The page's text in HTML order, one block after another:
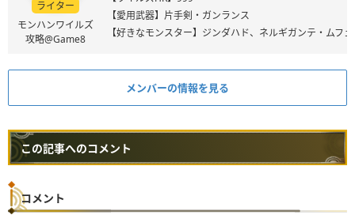
ライター
モンハンワイルズ
攻略@Game8
【愛用武器】片手剣・ガンランス
【好きなモンスター】ジンダハド、ネルギガンテ・ムフ
メンバーの情報を見る
この記事へのコメント
コメント